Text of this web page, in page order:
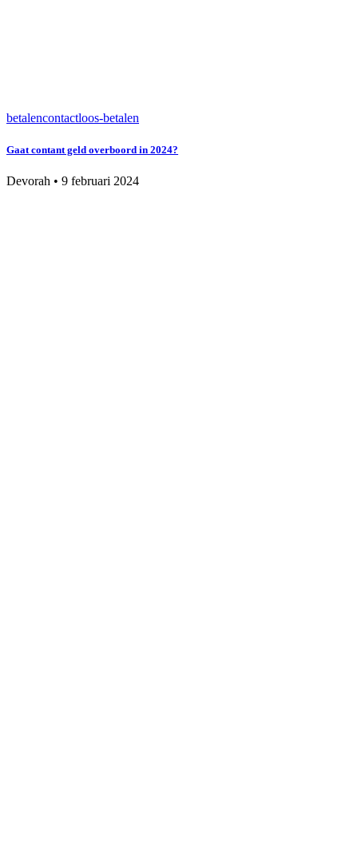
betalencontactloos-betalen
Gaat contant geld overboord in 2024?
Devorah • 9 februari 2024